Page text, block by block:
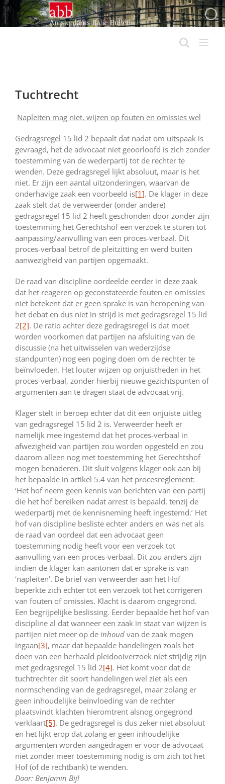
Ga
naar
inhoud
Tuchtrecht
Napleiten mag niet, wijzen op fouten en omissies wel
Gedragsregel 15 lid 2 bepaalt dat nadat om uitspaak is
gevraagd, het de advocaat niet geoorloofd is zich zonder
toestemming van de wederpartij tot de rechter te
wenden. Deze gedragsregel lijkt absoluut, maar is het
niet. Er zijn een aantal uitzonderingen, waarvan de
onderhavige zaak een voorbeeld is[1]. De klager in deze
zaak stelt dat de verweerder (onder andere)
gedragsregel 15 lid 2 heeft geschonden door zonder zijn
toestemming het Gerechtshof een verzoek te sturen tot
aanpassing/aanvulling van een proces-verbaal. Dit
proces-verbaal betrof de pleitzitting en werd buiten
aanwezigheid van partijen opgemaakt.
De raad van discipline oordeelde eerder in deze zaak
dat het reageren op geconstateerde fouten en omissies
niet betekent dat er geen sprake is van heropening van
het debat en dus niet in strijd is met gedragsregel 15 lid
2[2]. De ratio achter deze gedragsregel is dat moet
worden voorkomen dat partijen na afsluiting van de
discussie (na het uitwisselen van wederzijdse
standpunten) nog een poging doen om de rechter te
beïnvloeden. Het louter wijzen op onjuistheden in het
proces-verbaal, zonder hierbij nieuwe gezichtspunten of
argumenten aan te dragen staat de advocaat vrij.
Klager stelt in beroep echter dat dit een onjuiste uitleg
van gedragsregel 15 lid 2 is. Verweerder heeft er
namelijk mee ingestemd dat het proces-verbaal in
afwezigheid van partijen zou worden opgesteld en zou
daarom alleen nog met toestemming het Gerechtshof
mogen benaderen. Dit sluit volgens klager ook aan bij
het bepaalde in artikel 5.4 van het procesreglement:
‘Het hof neem geen kennis van berichten van een partij
die het hof bereiken nadat arrest is bepaald, tenzij de
wederpartij met de kennisneming heeft ingestemd.’ Het
hof van discipline besliste echter anders en was net als
de raad van oordeel dat een advocaat geen
toestemming nodig heeft voor een verzoek tot
aanvulling van een proces-verbaal. Dit zou anders zijn
indien de klager kan aantonen dat er sprake is van
‘napleiten’. De brief van verweerder aan het Hof
beperkte zich echter tot een verzoek tot het corrigeren
van fouten of omissies. Klacht is daarom ongegrond.
Een begrijpelijke beslissing. Eerder bepaalde het hof van
discipline al dat wanneer een zaak in staat van wijzen is
partijen niet meer op de inhoud van de zaak mogen
ingaan[3], maar dat bepaalde handelingen zoals het
doen van een herhaald pleidooiverzoek niet strijdig zijn
met gedragsregel 15 lid 2[4]. Het komt voor dat de
tuchtrechter dit soort handelingen wel ziet als een
normschending van de gedragsregel, maar zolang er
geen inhoudelijke beïnvloeding van de rechter
plaatsvindt klachten hieromtrent alsnog ongegrond
verklaart[5]. De gedragsregel is dus zeker niet absoluut
en het lijkt erop dat zolang er geen inhoudelijke
argumenten worden aangedragen er voor de advocaat
niet zonder meer toestemming nodig is om zich tot het
Hof (of de rechtbank) te wenden.
Door: Benjamin Bijl